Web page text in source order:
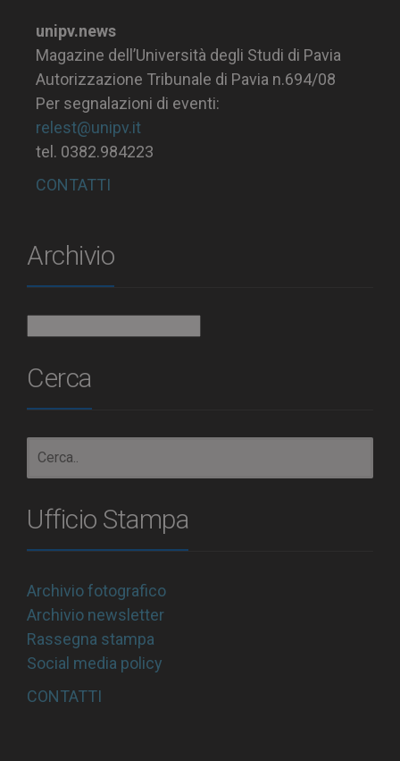
unipv.news
Magazine dell’Università degli Studi di Pavia
Autorizzazione Tribunale di Pavia n.694/08
Per segnalazioni di eventi:
relest@unipv.it
tel. 0382.984223
CONTATTI
Archivio
Cerca
Ufficio Stampa
Archivio fotografico
Archivio newsletter
Rassegna stampa
Social media policy
CONTATTI